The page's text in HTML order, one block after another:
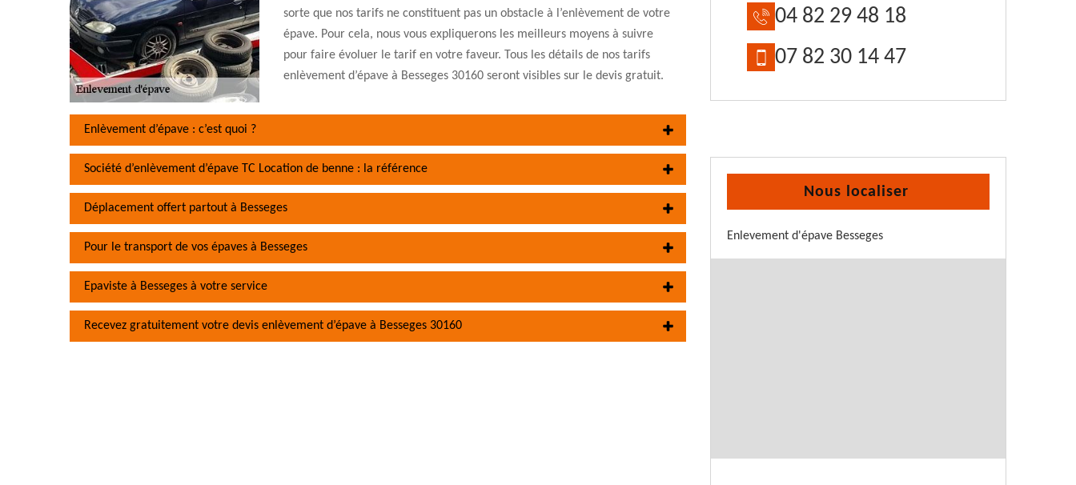
sorte que nos tarifs ne constituent pas un obstacle à l’enlèvement de votre
épave. Pour cela, nous vous expliquerons les meilleurs moyens à suivre
pour faire évoluer le tarif en votre faveur. Tous les détails de nos tarifs
enlèvement d’épave à Besseges 30160 seront visibles sur le devis gratuit.
Enlèvement d’épave : c’est quoi ?
Société d’enlèvement d’épave TC Location de benne : la référence
Déplacement offert partout à Besseges
Pour le transport de vos épaves à Besseges
Epaviste à Besseges à votre service
Recevez gratuitement votre devis enlèvement d’épave à Besseges 30160
04 82 29 48 18
07 82 30 14 47
Nous localiser
Enlevement d'épave Besseges